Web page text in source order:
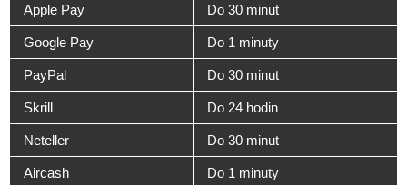
Apple Pay Do 30 minut
Google Pay Do 1 minuty
PayPal Do 30 minut
Skrill Do 24 hodin
Neteller Do 30 minut
Aircash Do 1 minuty